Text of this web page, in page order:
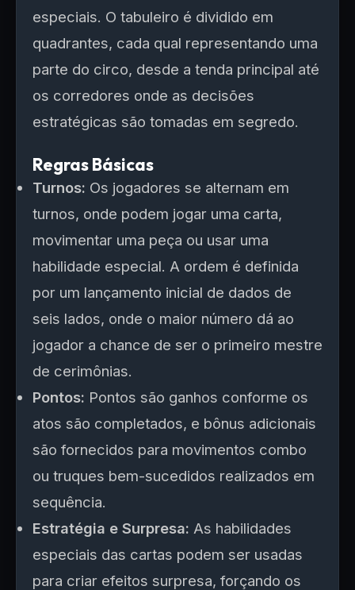
especiais. O tabuleiro é dividido em
quadrantes, cada qual representando uma
parte do circo, desde a tenda principal até
os corredores onde as decisões
estratégicas são tomadas em segredo.
Regras Básicas
Turnos: Os jogadores se alternam em
turnos, onde podem jogar uma carta,
movimentar uma peça ou usar uma
habilidade especial. A ordem é definida
por um lançamento inicial de dados de
seis lados, onde o maior número dá ao
jogador a chance de ser o primeiro mestre
de cerimônias.
Pontos: Pontos são ganhos conforme os
atos são completados, e bônus adicionais
são fornecidos para movimentos combo
ou truques bem-sucedidos realizados em
sequência.
Estratégia e Surpresa: As habilidades
especiais das cartas podem ser usadas
para criar efeitos surpresa, forçando os